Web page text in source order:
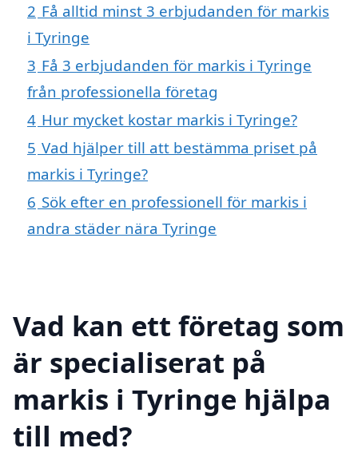
2 Få alltid minst 3 erbjudanden för markis
i Tyringe
3 Få 3 erbjudanden för markis i Tyringe
från professionella företag
4 Hur mycket kostar markis i Tyringe?
5 Vad hjälper till att bestämma priset på
markis i Tyringe?
6 Sök efter en professionell för markis i
andra städer nära Tyringe
Vad kan ett företag som
är specialiserat på
markis i Tyringe hjälpa
till med?